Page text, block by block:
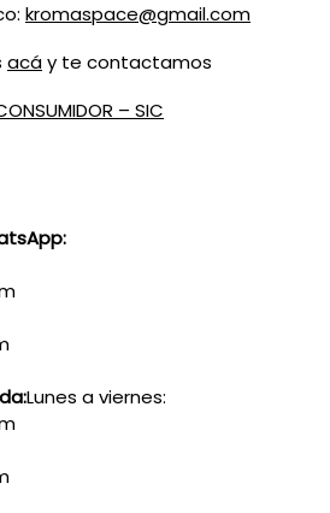
kromaspace@gmail.com
acáy te contactamos
– SIC
Lunes a viernes: